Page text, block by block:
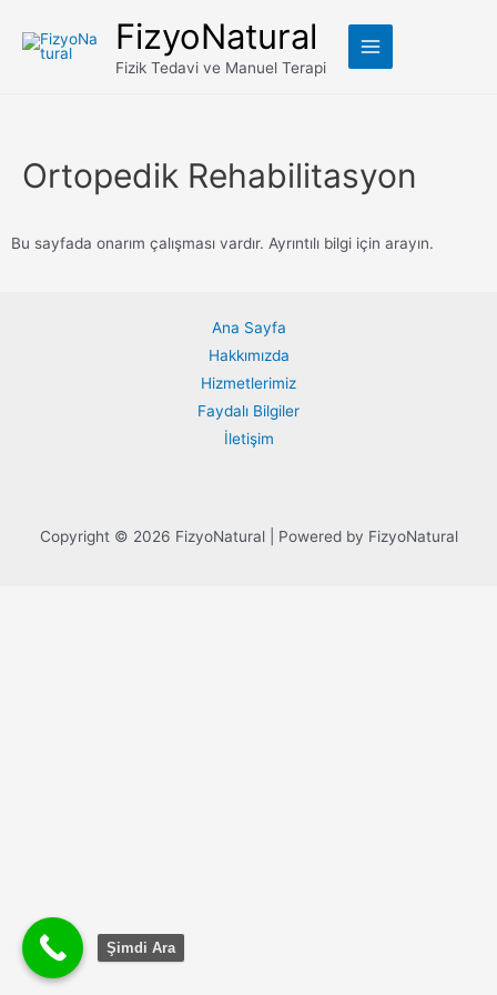
FizyoNatural
Fizik Tedavi ve Manuel Terapi
Ortopedik Rehabilitasyon
Bu sayfada onarım çalışması vardır. Ayrıntılı bilgi için arayın.
Ana Sayfa
Hakkımızda
Hizmetlerimiz
Faydalı Bilgiler
İletişim
Copyright © 2026 FizyoNatural | Powered by FizyoNatural
Şimdi Ara